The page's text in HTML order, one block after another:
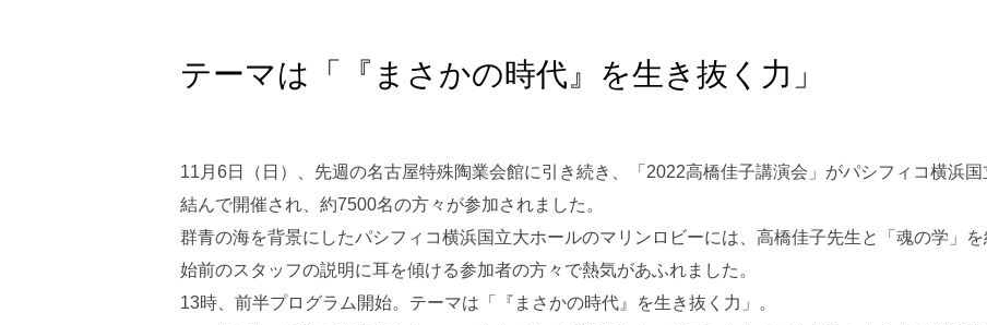
テーマは「『まさかの時代』を生き抜く力」
11月6日（日）、先週の名古屋特殊陶業会館に引き続き、「2022高橋佳子講演会」がパシフィコ横浜
結んで開催され、約7500名の方々が参加されました。
群青の海を背景にしたパシフィコ横浜国立大ホールのマリンロビーには、高橋佳子先生と「魂の学」
始前のスタッフの説明に耳を傾ける参加者の方々で熱気があふれました。
13時、前半プログラム開始。テーマは「『まさかの時代』を生き抜く力」。